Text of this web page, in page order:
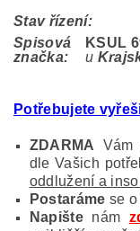
Stav řízení:
Spisová
značka:
KSUL
u
Potřebujete
ZDARMA Vám
dle Vašich
oddlužení a
Postaráme se
Napištenám